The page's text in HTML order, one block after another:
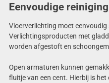
Eenvoudige
Vloerverlichting moet eenvoudig
Verlichtingsproducten met
worden afgestoft en
Open armaturen kunnen
fluitje van een cent. Hierbij is